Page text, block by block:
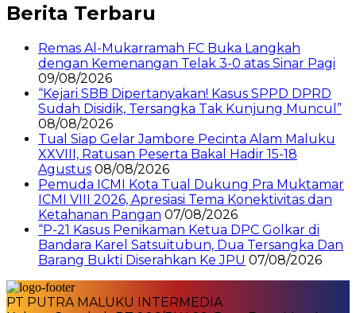
Berita Terbaru
Remas Al-Mukarramah FC Buka Langkah
dengan Kemenangan Telak 3-0 atas Sinar Pagi
09/08/2026
“Kejari SBB Dipertanyakan! Kasus SPPD DPRD
Sudah Disidik, Tersangka Tak Kunjung Muncul”
08/08/2026
Tual Siap Gelar Jambore Pecinta Alam Maluku
XXVIII, Ratusan Peserta Bakal Hadir 15-18
Agustus 08/08/2026
Pemuda ICMI Kota Tual Dukung Pra Muktamar
ICMI VIII 2026, Apresiasi Tema Konektivitas dan
Ketahanan Pangan 07/08/2026
“P-21 Kasus Penikaman Ketua DPC Golkar di
Bandara Karel Satsuitubun, Dua Tersangka Dan
Barang Bukti Diserahkan Ke JPU 07/08/2026
PT PUTRA MALUKU INTERMEDIA